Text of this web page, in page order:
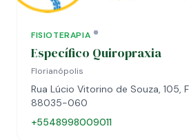
FISIOTERAPIA
Específico Quiropraxia
Florianópolis
Rua Lúcio Vitorino de Souza, 105,
88035-060
+5548998009011